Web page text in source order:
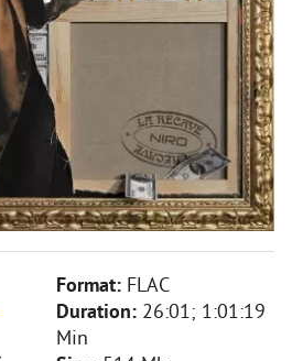
Format: FLAC
Duration: 26:01; 1:01:19
Min